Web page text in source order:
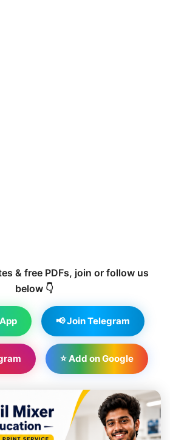
& free PDFs, join or follow us
below 👇
📢 Join Telegram
⭐ Add on Google